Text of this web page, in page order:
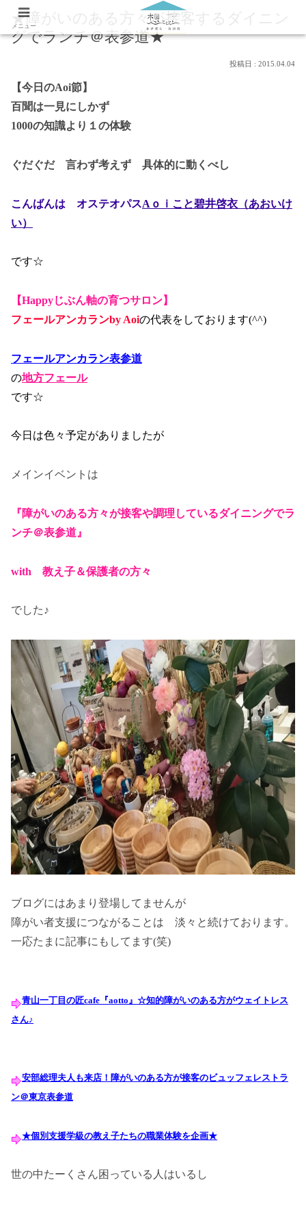
★障がいのある方々が接客するダイニン
グでランチ＠表参道★
2015.04.04
【今日のAoi節】
百聞は一見にしかず
1000の知識より１の体験
ぐだぐだ 言わず考えず 具体的に動くべし
こんばんは オステオパスA ｏｉこと碧井啓衣（あおいけ
い）
です☆
【Happyじぶん軸の育つサロン】
フェールアンカランby Aoiの代表をしております(^^)
フェールアンカラン表参道
の地方フェール
です☆
今日は色々予定がありましたが
メインイベントは
『障がいのある方々が接客や調理しているダイニングでラ
ンチ＠表参道』
with 教え子＆保護者の方々
でした♪
ブログにはあまり登場してませんが
障がい者支援につながることは 淡々と続けております。
一応たまに記事にもしてます(笑)
青山一丁目の匠cafe『aotto』☆知的障がいのある方がウェイトレス
さん♪
安部総理夫人も来店！障がいのある方が接客のビュッフェレストラ
ン＠東京表参道
★個別支援学級の教え子たちの職業体験を企画★
世の中たーくさん困っている人はいるし
メニュー